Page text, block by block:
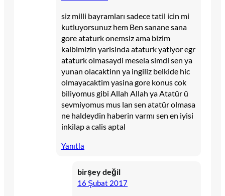
siz milli bayramları sadece tatil icin mi
kutluyorsunuz hem Ben sanane sana
gore ataturk onemsiz ama bizim
kalbimizin yarisinda ataturk yatiyor egr
ataturk olmasaydi mesela simdi sen ya
yunan olacaktinn ya ingiliz belkide hic
olmayacaktim yasina gore konus cok
biliyomus gibi Allah Allah ya Atatür ü
sevmiyomus mus lan sen atatür olmasa
ne haldeydin haberin varmı sen en iyisi
inkilap a calis aptal
Yanıtla
birşey değil
16 Şubat 2017